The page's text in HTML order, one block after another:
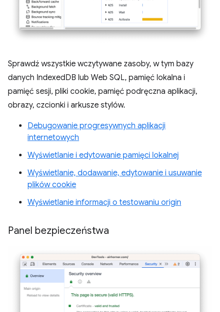
Sprawdź wszystkie wczytywane zasoby, w tym bazy
danych IndexedDB lub Web SQL, pamięć lokalna i
pamięć sesji, pliki cookie, pamięć podręczna aplikacji,
obrazy, czcionki i arkusze stylów.
Debugowanie progresywnych aplikacji
internetowych
Wyświetlanie i edytowanie pamięci lokalnej
Wyświetlanie, dodawanie, edytowanie i usuwanie
plików cookie
Wyświetlanie informacji o testowaniu origin
Panel bezpieczeństwa